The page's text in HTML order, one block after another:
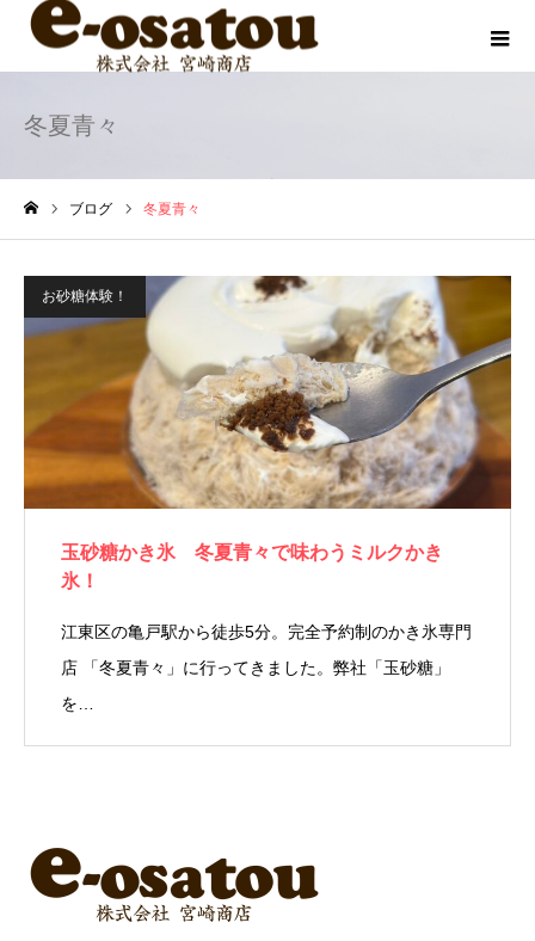
冬夏青々
ブログ 冬夏青々
お砂糖体験！
玉砂糖かき氷 冬夏青々で味わうミルクかき
氷！
江東区の亀戸駅から徒歩5分。完全予約制のかき氷専門
店 「冬夏青々」に行ってきました。弊社「玉砂糖」
を…